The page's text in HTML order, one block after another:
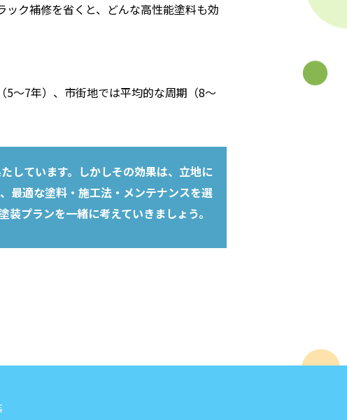
ク補修を省くと、どんな高性能塗料も効
～7年）、市街地では平均的な周期（8～
しています。しかしその効果は、立地に
最適な塗料・施工法・メンテナンスを選
プランを一緒に考えていきましょう。